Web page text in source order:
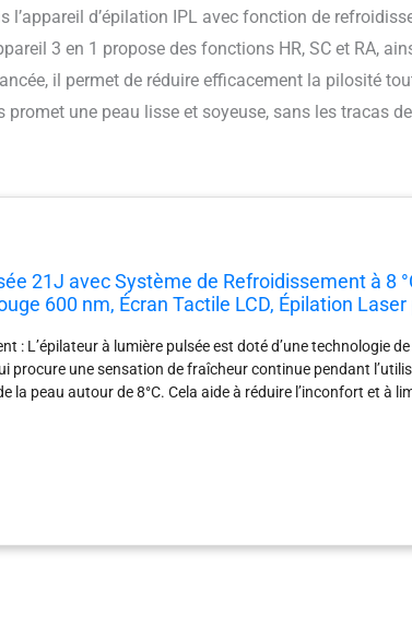
d’épilation IPL avec fonction de
3 en 1 propose des fonctions HR, SC et RA,
il permet de réduire efficacement la pilosité
une peau lisse et soyeuse, sans les tracas
21J avec Système de Refroidissement à 8
600 nm, Écran Tactile LCD, Épilation Laser
: L’épilateur à lumière pulsée est doté d’une technologie de
procure une sensation de fraîcheur continue pendant
la peau autour de 8°C. Cela aide à réduire l’inconfort et à
d’épilation plus douce et agréable 9 Niveaux D’intensité
propose 9 niveaux d’intensité avec une énergie maximale de
les réglages en fonction du type de peau et de poils. La
nm agit en profondeur à la racine du poil, aidant à ralentir
plus longtemps Mode Flash Automatique : Cet épilateur à
Il suffit de le faire glisser pour une utilisation fluide et